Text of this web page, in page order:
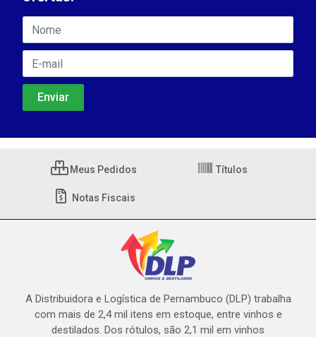
Meus Pedidos Títulos
Notas Fiscais
A Distribuidora e Logística de Pernambuco (DLP) trabalha
com mais de 2,4 mil itens em estoque, entre vinhos e
destilados. Dos rótulos, são 2,1 mil em vinhos